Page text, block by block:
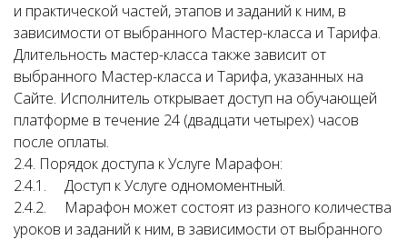
и практической частей, этапов и заданий к ним, в
зависимости от выбранного Мастер-класса и Тарифа.
Длительность мастер-класса также зависит от
выбранного Мастер-класса и Тарифа, указанных на
Сайте. Исполнитель открывает доступ на обучающей
платформе в течение 24 (двадцати четырех) часов
после оплаты.
2.4. Порядок доступа к Услуге Марафон:
2.4.1. Доступ к Услуге одномоментный.
2.4.2. Марафон может состоят из разного количества
уроков и заданий к ним, в зависимости от выбранного